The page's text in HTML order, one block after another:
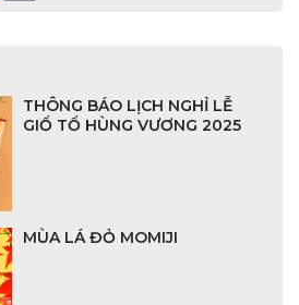
THÔNG BÁO LỊCH NGHỈ LỄ
GIỔ TỔ HÙNG VƯƠNG 2025
MÙA LÁ ĐỎ MOMIJI